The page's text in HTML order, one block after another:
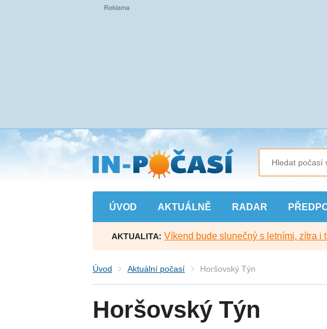
Přejít
na
hlavní
obsah
ÚVOD AKTUÁLNĚ RADAR
AKTUALITA: Víkend bude slunečný s letními, zítra i
Úvod Aktuální počasí Horšovský Týn
Horšovský Týn